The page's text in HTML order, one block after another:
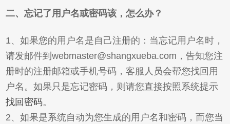
二、忘记了用户名或密码该，怎么办？
1、如果您的用户名是自己注册的：当忘记用户名时，
请发邮件到webmaster@shangxueba.com，告知您注
册时的注册邮箱或手机号码，客服人员会帮您找回用
户名。如果只是忘记密码，则请您直接按照系统提示
找回密码。
2、如果是系统自动为您生成的用户名和密码，而您当